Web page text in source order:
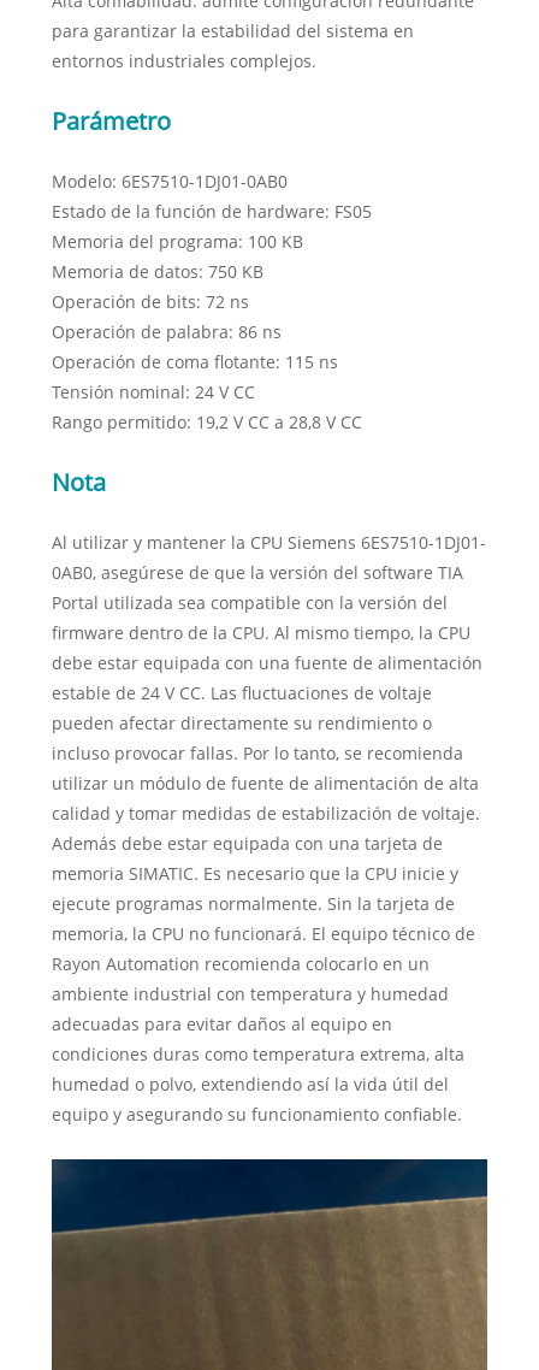
para garantizar la estabilidad del sistema en
entornos industriales complejos.
Parámetro
Modelo: 6ES7510-1DJ01-0AB0
Estado de la función de hardware: FS05
Memoria del programa: 100 KB
Memoria de datos: 750 KB
Operación de bits: 72 ns
Operación de palabra: 86 ns
Operación de coma flotante: 115 ns
Tensión nominal: 24 V CC
Rango permitido: 19,2 V CC a 28,8 V CC
Nota
Al utilizar y mantener la CPU Siemens 6ES7510-1DJ01-
0AB0, asegúrese de que la versión del software TIA
Portal utilizada sea compatible con la versión del
firmware dentro de la CPU. Al mismo tiempo, la CPU
debe estar equipada con una fuente de alimentación
estable de 24 V CC. Las fluctuaciones de voltaje
pueden afectar directamente su rendimiento o
incluso provocar fallas. Por lo tanto, se recomienda
utilizar un módulo de fuente de alimentación de alta
calidad y tomar medidas de estabilización de voltaje.
Además debe estar equipada con una tarjeta de
memoria SIMATIC. Es necesario que la CPU inicie y
ejecute programas normalmente. Sin la tarjeta de
memoria, la CPU no funcionará. El equipo técnico de
Rayon Automation recomienda colocarlo en un
ambiente industrial con temperatura y humedad
adecuadas para evitar daños al equipo en
condiciones duras como temperatura extrema, alta
humedad o polvo, extendiendo así la vida útil del
equipo y asegurando su funcionamiento confiable.